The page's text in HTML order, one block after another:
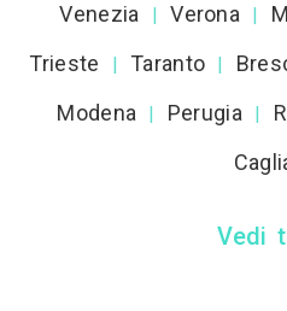
Venezia | Verona |
Trieste | Taranto |
Modena | Perugia |
Vedi